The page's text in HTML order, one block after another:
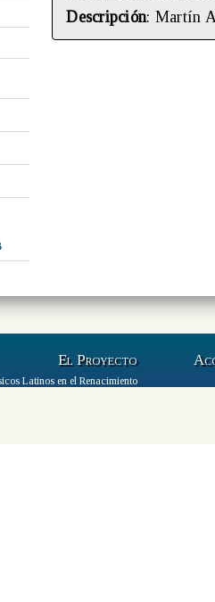
Descripción: Martín
El Proyecto
Latinos en el Renacimiento